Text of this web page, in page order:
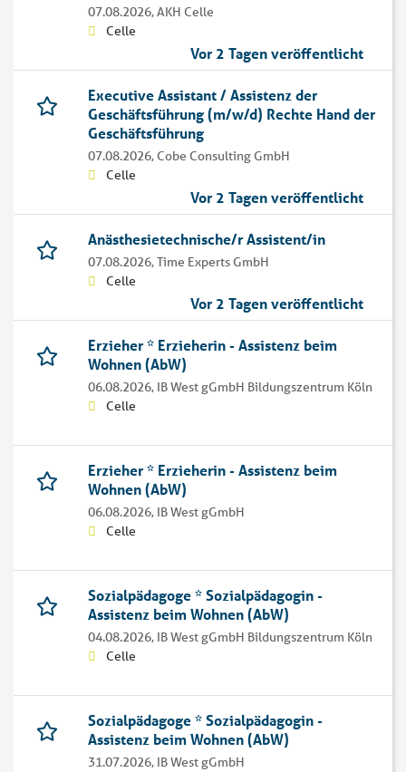
07.08.2026,AKH Celle
Celle
Vor 2 Tagen veröffentlicht
Executive Assistant / Assistenz der
Geschäftsführung (m/w/d) Rechte Hand der
Geschäftsführung
07.08.2026, Cobe Consulting GmbH
Celle
Vor 2 Tagen veröffentlicht
Anästhesietechnische/r Assistent/in
07.08.2026,Time Experts GmbH
Celle
Vor 2 Tagen veröffentlicht
Erzieher * Erzieherin - Assistenz beim
Wohnen (AbW)
06.08.2026, IB West gGmbH Bildungszentrum Köln
Celle
Erzieher * Erzieherin - Assistenz beim
Wohnen (AbW)
06.08.2026, IB West gGmbH
Celle
Sozialpädagoge * Sozialpädagogin -
Assistenz beim Wohnen (AbW)
04.08.2026, IB West gGmbH Bildungszentrum Köln
Celle
Sozialpädagoge * Sozialpädagogin -
Assistenz beim Wohnen (AbW)
31.07.2026, IB West gGmbH